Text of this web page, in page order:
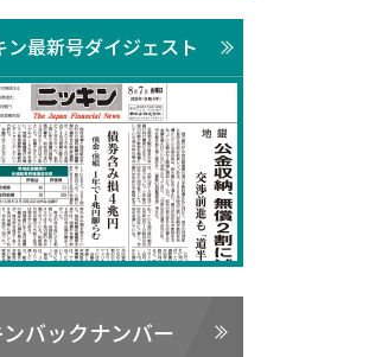
ン最新号ダイジェスト
バックナンバー